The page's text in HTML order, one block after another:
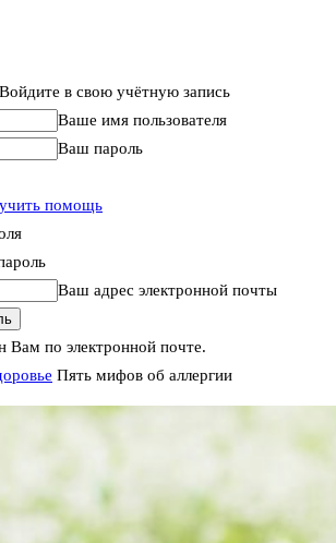
в свою учётную запись
Ваше имя пользователя
Ваш пароль
помощь
Ваш адрес электронной почты
Вам по электронной почте.
Пять мифов об аллергии